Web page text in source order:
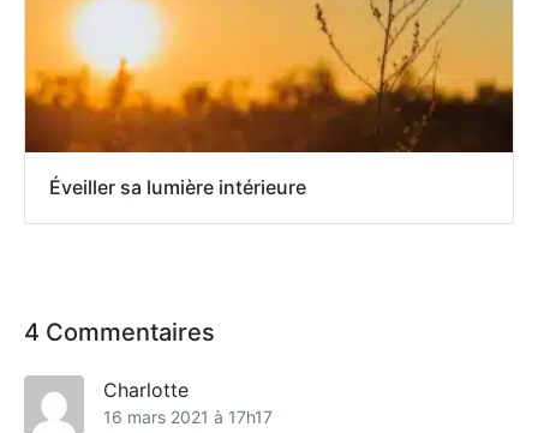
Éveiller sa lumière intérieure
4 Commentaires
Charlotte
16 mars 2021 à 17h17